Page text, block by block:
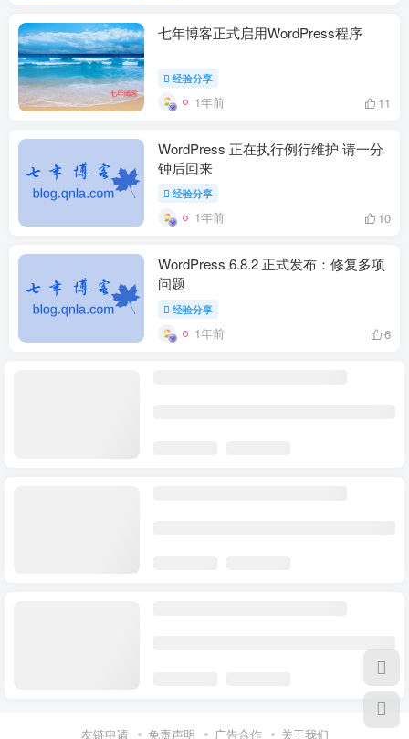
七年博客正式启用WordPress程序
经验分享
1年前 11
WordPress 正在执行例行维护 请一分
钟后回来
经验分享
1年前 10
WordPress 6.8.2 正式发布：修复多项
问题
经验分享
1年前 6
友链申请 免责声明 广告合作 关于我们